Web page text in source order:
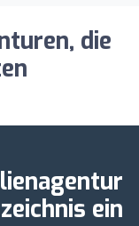
die
ein